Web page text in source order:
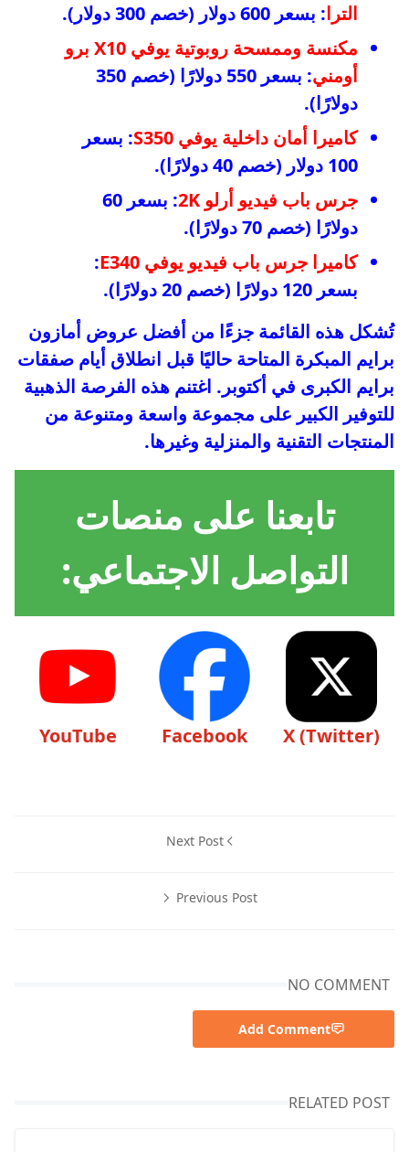
الترا: بسعر 600 دولار (خصم 300 دولار).
مكنسة وممسحة روبوتية يوفي X10 برو
أومني
: بسعر 550 دولارًا (خصم 350
دولارًا).
كاميرا أمان داخلية يوفي S350
: بسعر
100 دولار (خصم 40 دولارًا).
جرس باب فيديو أرلو 2K
: بسعر 60
دولارًا (خصم 70 دولارًا).
كاميرا جرس باب فيديو يوفي E340
:
بسعر 120 دولارًا (خصم 20 دولارًا).
تُشكل هذه القائمة جزءًا من أفضل عروض أمازون
برايم المبكرة المتاحة حاليًا قبل انطلاق أيام صفقات
برايم الكبرى في أكتوبر. اغتنم هذه الفرصة الذهبية
للتوفير الكبير على مجموعة واسعة ومتنوعة من
المنتجات التقنية والمنزلية وغيرها.
تابعنا على منصات
التواصل الاجتماعي:
X (Twitter)
Facebook
YouTube
Next Post
Previous Post
NO COMMENT
Add Comment
RELATED POST